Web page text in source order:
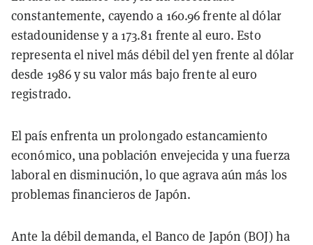
constantemente, cayendo a 160.96 frente al dólar
estadounidense y a 173.81 frente al euro. Esto
representa el nivel más débil del yen frente al dólar
desde 1986 y su valor más bajo frente al euro
registrado.
El país enfrenta un prolongado estancamiento
económico, una población envejecida y una fuerza
laboral en disminución, lo que agrava aún más los
problemas financieros de Japón.
Ante la débil demanda, el Banco de Japón (BOJ) ha